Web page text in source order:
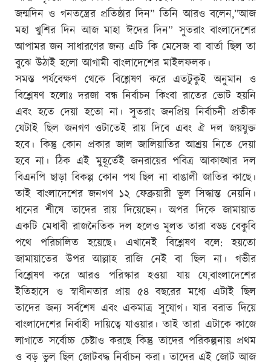
জন্মদিন ও গনতন্ত্রের প্রতিষ্ঠার দিন” তিনি আরও বলেন,”আজ
মহা খুশির দিন আজ মাহা ঈদের দিন” সুতরাং বাংলাদেশের
আপামর জন সাধারণের জন্য এটি কি মেসেজ বা বার্তা ছিল তা
বুঝে উঠাই হলো আগামী বাংলাদেশের মাইলফলক।
সমস্ত পর্যবেক্ষণ থেকে বিশ্লেষণ করে এতটুকুই অনুমান ও
বিশ্লেষণ হলোঃ দরজা বন্ধ নির্বাচন কিংবা রাতের ভোট হয়নি
এবং হতে দেয়া হতো না। সুতরাং জনপ্রিয় নির্বাচনী প্রতীক
যেটাই ছিল জনগণ ওটাতেই রায় দিবে এবং ঐ দল জয়যুক্ত
হবে। কিন্তু কোন প্রকার জাল জালিয়াতির আশ্রয় নিতে দেয়া
হবে না। ঠিক এই মুহূর্তেই জনরায়ের পবিত্র আকাঙ্খার দল
বিএনপি ছাড়া বিকল্প কোন পথ ছিল না বাঙালী জাতির কাছে।
তাই বাংলাদেশের জনগণ ১২ ফেব্রুয়ারী ভুল সিদ্ধান্ত নেয়নি।
ধানের শীষে তাদের রায় দিয়েছেন। অপর দিকে জামায়াত
একটি মেধাবী রাজনৈতিক দল হলেও মূলত তারা বড্ড বেকুবি
পথে পরিচালিত হয়েছে। এখানেই বিশ্লেষণ বলে: হয়তো
জামায়াতের উপর আল্লাহ রাজি নেই বা ছিল না। গভীর
বিশ্লেষণ করে আরও পরিস্কার হওয়া যায় যে,বাংলাদেশের
ইতিহাসে ও স্বাধীনতার প্রায় ৫৪ বছরের মধ্যে এটাই ছিল
তাদের জন্য সর্বশেষ এবং একমাত্র সুযোগ। যার বরাত দিয়ে
বাংলাদেশের নির্বাহী দায়িত্বে যাওয়ার। তাই তারা এটাকে কাজে
লাগাতে সর্বোচ্চ চেষ্টাও করছে কিন্তু তাদের পরিকল্পনায় প্রথম
ও বড় ভুল ছিল জোটবদ্ধ নির্বাচন করা। তাদের এই জোট আজ